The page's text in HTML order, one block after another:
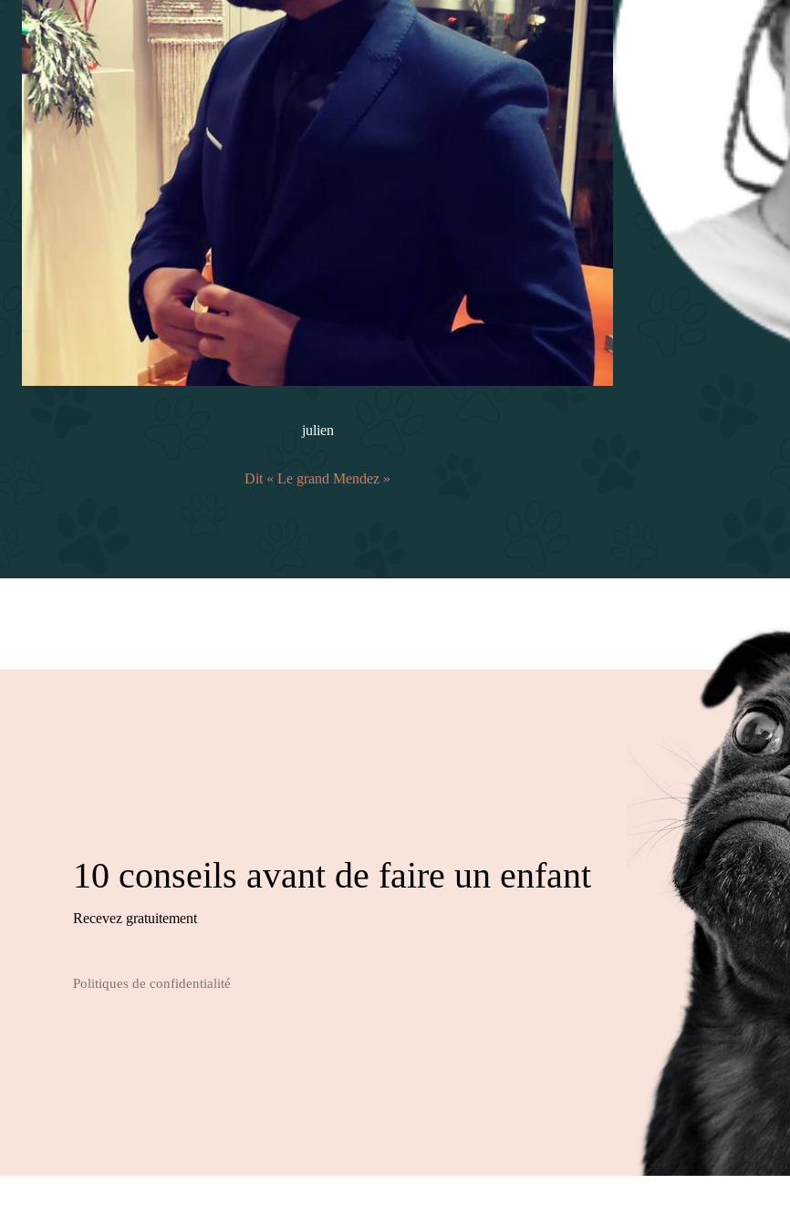
julien
Dit « Le grand Mendez »
10 conseils avant de faire un enfant
Recevez gratuitement
Politiques de confidentialité